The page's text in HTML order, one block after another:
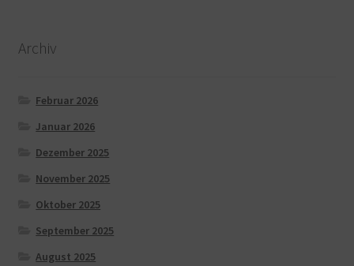
Archiv
Februar 2026
Januar 2026
Dezember 2025
November 2025
Oktober 2025
September 2025
August 2025